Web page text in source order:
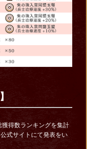
得数ランキングを集計
式サイトにて発表をい